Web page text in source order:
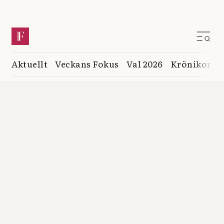
Aktuellt Veckans Fokus Val 2026 Krönikor